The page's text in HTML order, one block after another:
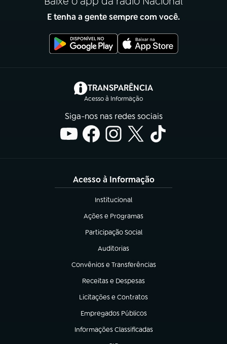
E tenha a gente sempre com você.
TRANSPARÊNCIA
Acesso à Informação
(abre em nova aba)
Siga-nos nas redes sociais
Acesso à Informação
Institucional
(abre em nova aba)
Ações e Programas
(abre em nova aba)
Participação Social
(abre em nova aba)
Auditorias
(abre em nova aba)
Convênios e Transferências
(abre em nova aba)
Receitas e Despesas
(abre em nova aba)
Licitações e Contratos
(abre em nova aba)
Empregados Públicos
(abre em nova aba)
Informações Classificadas
(abre em nova aba)